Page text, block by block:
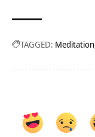
TAGGED: Meditation